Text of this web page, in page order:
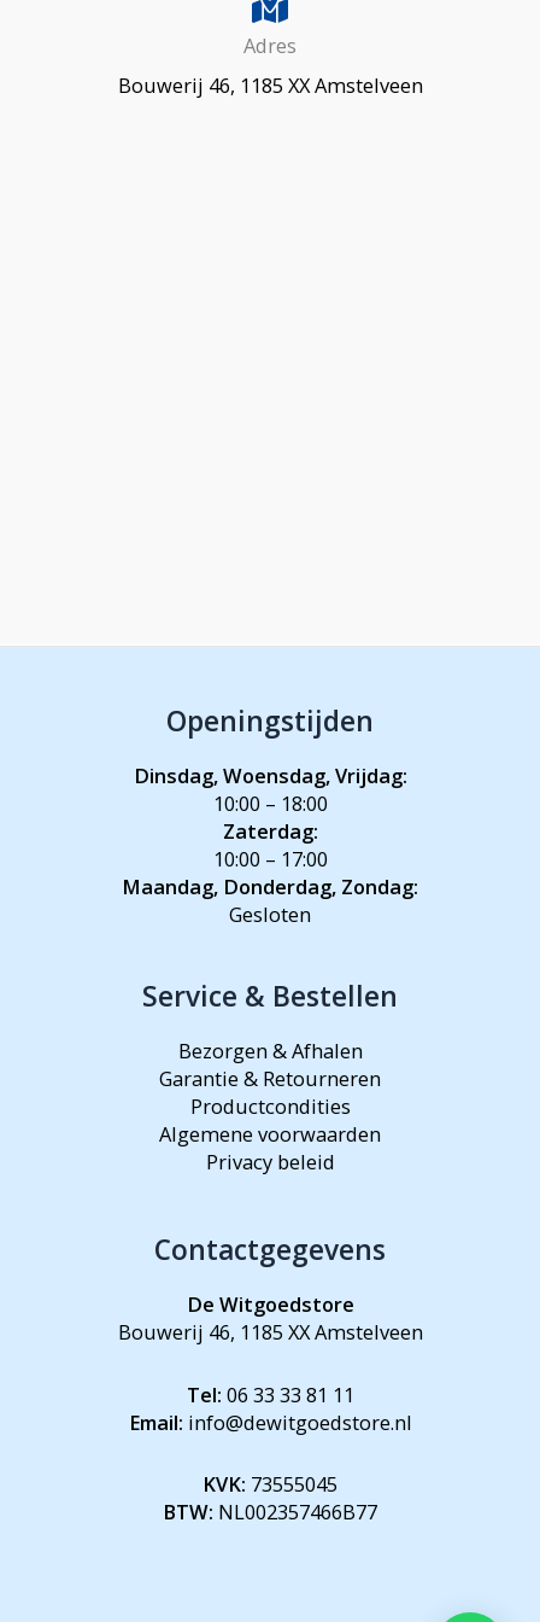
Adres
Bouwerij 46, 1185 XX Amstelveen
Openingstijden
Dinsdag, Woensdag, Vrijdag:
10:00 – 18:00
Zaterdag:
10:00 – 17:00
Maandag, Donderdag, Zondag:
Gesloten
Service & Bestellen
Bezorgen & Afhalen
Garantie & Retourneren
Productcondities
Algemene voorwaarden
Privacy beleid
Contactgegevens
De Witgoedstore
Bouwerij 46, 1185 XX Amstelveen
Tel: 06 33 33 81 11
Email: info@dewitgoedstore.nl
KVK: 73555045
BTW: NL002357466B77